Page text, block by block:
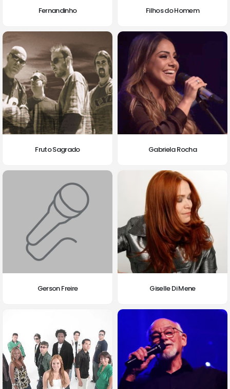
Fernandinho Filhos do Homem
Fruto Sagrado Gabriela Rocha
Gerson Freire Giselle Di Mene